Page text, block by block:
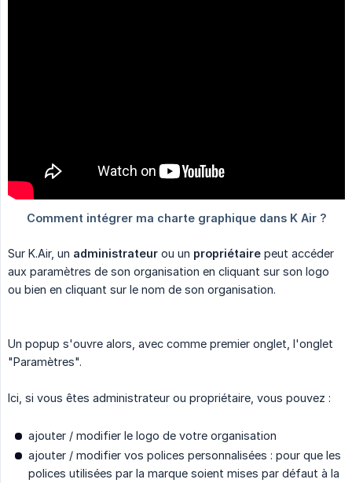
Sur K.Air, un administrateur ou un propriétaire peut accéder
aux paramètres de son organisation en cliquant sur son logo
ou bien en cliquant sur le nom de son organisation.
Un popup s'ouvre alors, avec comme premier onglet, l'onglet
"Paramètres".
Ici, si vous êtes administrateur ou propriétaire, vous pouvez :
ajouter / modifier le logo de votre organisation
ajouter / modifier vos polices personnalisées : pour que les
polices utilisées par la marque soient mises par défaut à la